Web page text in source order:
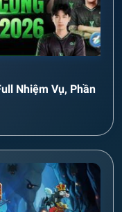
Nhiệm Vụ, Phần